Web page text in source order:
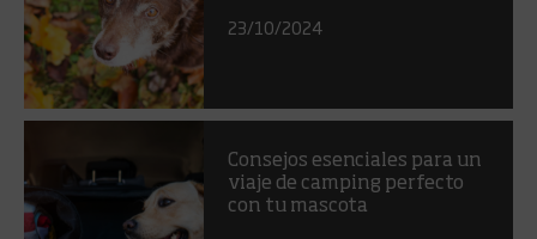
23/10/2024
Consejos esenciales para un
viaje de camping perfecto
con tu mascota